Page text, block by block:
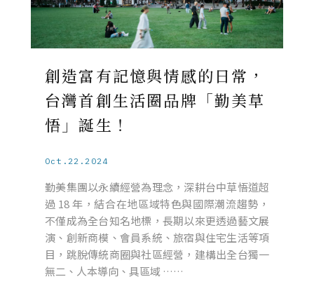
創造富有記憶與情感的日常，
台灣首創生活圈品牌「勤美草
悟」誕生！
Oct.22.2024
勤美集團以永續經營為理念，深耕台中草悟道超
過 18 年，結合在地區域特色與國際潮流趨勢，
不僅成為全台知名地標，長期以來更透過藝文展
演、創新商模、會員系統、旅宿與住宅生活等項
目，跳脫傳統商圈與社區經營，建構出全台獨一
無二、人本導向、具區域 ……